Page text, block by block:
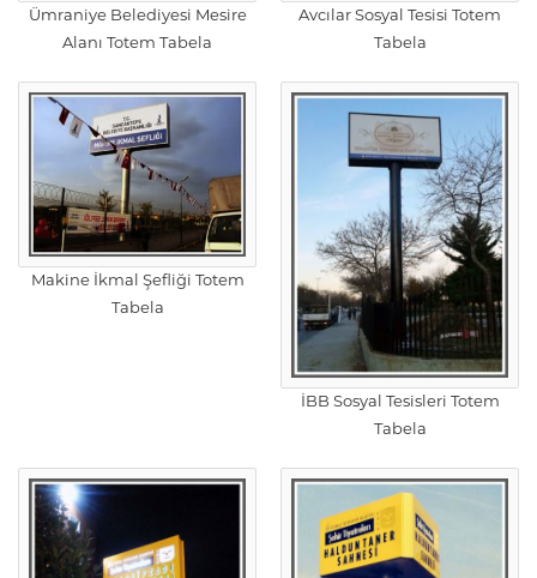
Ümraniye Belediyesi Mesire
Alanı Totem Tabela
Avcılar Sosyal Tesisi Totem
Tabela
Makine İkmal Şefliği Totem
Tabela
İBB Sosyal Tesisleri Totem
Tabela